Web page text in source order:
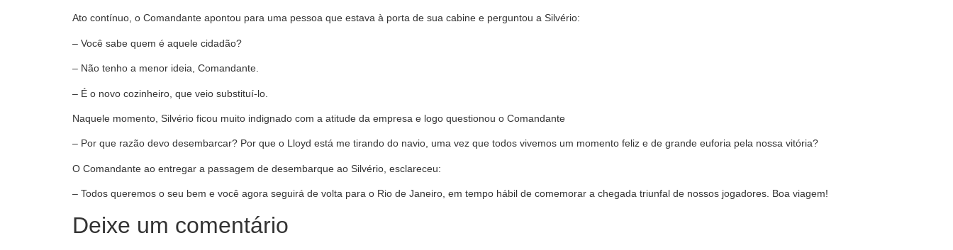
Ato contínuo, o Comandante apontou para uma pessoa que estava à porta de sua cabine e perguntou a Silvério:
– Você sabe quem é aquele cidadão?
– Não tenho a menor ideia, Comandante.
– É o novo cozinheiro, que veio substituí-lo.
Naquele momento, Silvério ficou muito indignado com a atitude da empresa e logo questionou o Comandante
– Por que razão devo desembarcar? Por que o Lloyd está me tirando do navio, uma vez que todos vivemos um momento feliz e de grande euforia pela nossa vitória?
O Comandante ao entregar a passagem de desembarque ao Silvério, esclareceu:
– Todos queremos o seu bem e você agora seguirá de volta para o Rio de Janeiro, em tempo hábil de comemorar a chegada triunfal de nossos jogadores. Boa viagem!
Deixe um comentário